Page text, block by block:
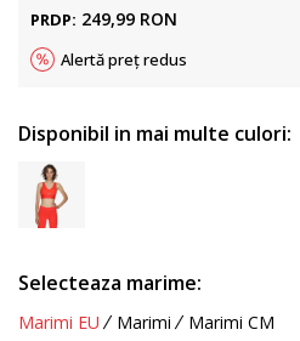
PRDP: 249,99 RON
Alertă preț redus
Disponibil in mai multe culori:
Selecteaza marime:
Marimi EU Marimi Marimi CM